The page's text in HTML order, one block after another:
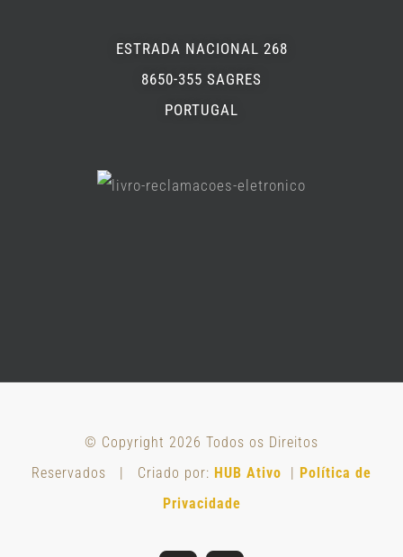
ESTRADA NACIONAL 268
8650-355 SAGRES
PORTUGAL
© Copyright 2026 Todos os Direitos
Reservados | Criado por: HUB Ativo | Política de
Privacidade